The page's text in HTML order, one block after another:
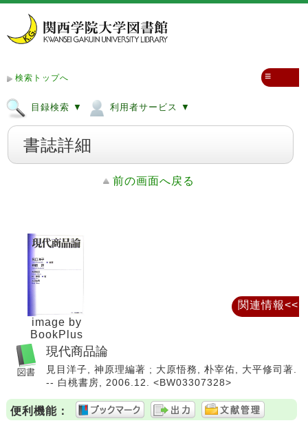
検索トップへ
目録検索 ▼ 利用者サービス ▼
≡
書誌詳細
前の画面へ戻る
image by
BookPlus
現代商品論
見目洋子, 神原理編著 ; 大原悟務, 朴宰佑, 大平修司著.
-- 白桃書房, 2006.12. <BW03307328>
便利機能：
関連情報<<